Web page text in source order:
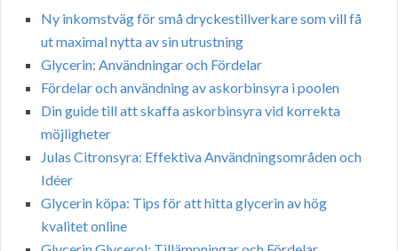
Ny inkomstväg för små dryckestillverkare som vill få
ut maximal nytta av sin utrustning
Glycerin: Användningar och Fördelar
Fördelar och användning av askorbinsyra i poolen
Din guide till att skaffa askorbinsyra vid korrekta
möjligheter
Julas Citronsyra: Effektiva Användningsområden och
Idéer
Glycerin köpa: Tips för att hitta glycerin av hög
kvalitet online